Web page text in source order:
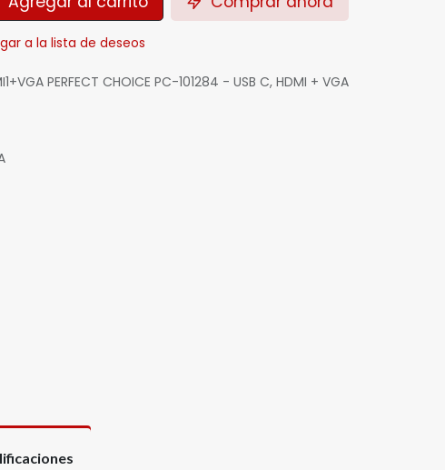
a la lista de deseos
PERFECT CHOICE PC-101284 - USB C, HDMI + VGA